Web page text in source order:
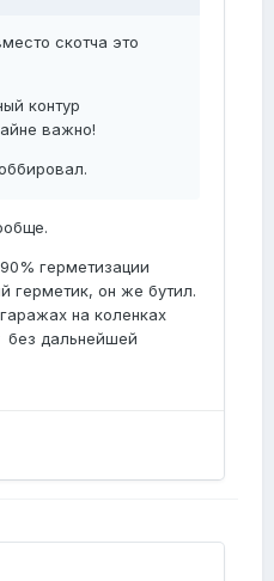
скотча это
контур
важно!
герметизации
герметик, он же бутил.
на коленках
без дальнейшей